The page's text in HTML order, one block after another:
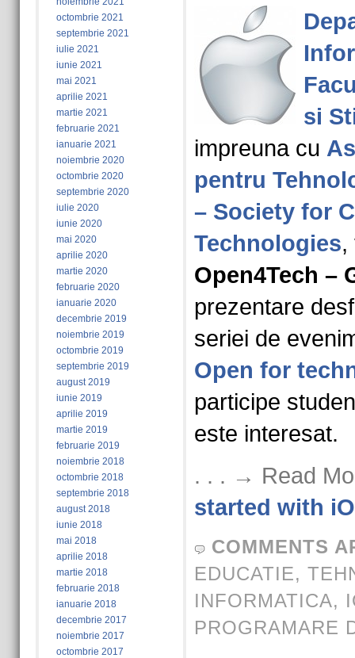
octombrie 2021
septembrie 2021
iulie 2021
iunie 2021
mai 2021
aprilie 2021
martie 2021
februarie 2021
ianuarie 2021
noiembrie 2020
octombrie 2020
septembrie 2020
iulie 2020
iunie 2020
mai 2020
aprilie 2020
martie 2020
februarie 2020
ianuarie 2020
decembrie 2019
noiembrie 2019
octombrie 2019
septembrie 2019
august 2019
iunie 2019
aprilie 2019
martie 2019
februarie 2019
noiembrie 2018
octombrie 2018
septembrie 2018
august 2018
iunie 2018
mai 2018
aprilie 2018
martie 2018
februarie 2018
ianuarie 2018
decembrie 2017
noiembrie 2017
octombrie 2017
si
impreuna cu
pentru
– Society for
Technologies,
Open4Tech –
prezentare
seriei de
Open for
participe
este interesat.
. . . → Read
started with
COMMENTS
EDUCATIE,
INFORMATICA,
PROGRAMARE